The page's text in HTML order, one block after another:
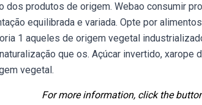
dos produtos de origem. Webao consumir
equilibrada e variada. Opte por
1 aqueles de origem vegetal
que os. Açúcar invertido, xarope
vegetal.
For more information, click the